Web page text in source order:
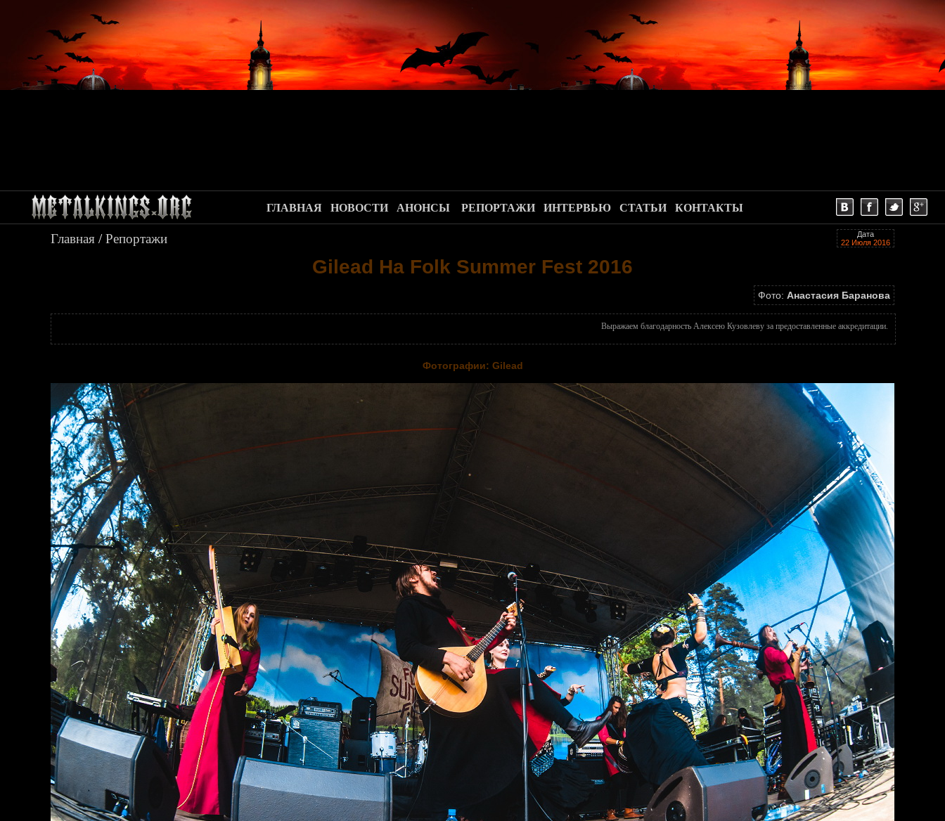
.
ГЛАВНАЯ НОВОСТИ АНОНСЫ РЕПОРТАЖИ ИНТЕРВЬЮ СТАТЬИ КОНТАКТЫ
Главная /Репортажи
Gilead На Folk Summer Fest 2016
Дата
22 Июля 2016
Фото: Анастасия Баранова
Выражаем благодарность Алексею Кузовлеву за предоставленные аккредитации.
Фотографии: Gilead